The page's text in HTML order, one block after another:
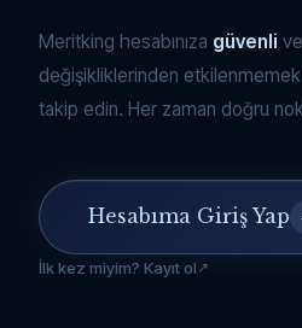
Meritking hesabınıza güvenli ve
değişikliklerinden etkilenmemek
takip edin. Her zaman doğru
Hesabıma Giriş Yap
İlk kez miyim? Kayıt ol